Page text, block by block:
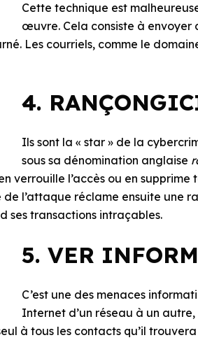
Cette technique est
œuvre. Cela consiste à envoyer
Les courriels, comme le
4.
Ils sont la « star » de la
sous sa dénomination anglaise
verrouille l’accès ou en supprime
l’attaque réclame ensuite une
ses transactions intraçables.
5. VER
C’est une des menaces
Internet d’un réseau à un
à tous les contacts qu’il